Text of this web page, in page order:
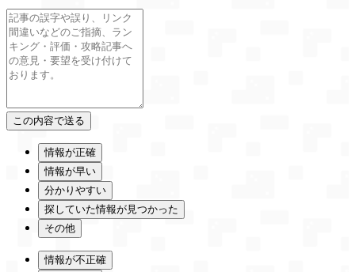
情報が正確
情報が早い
分かりやすい
探していた情報が見つかった
その他
情報が不正確